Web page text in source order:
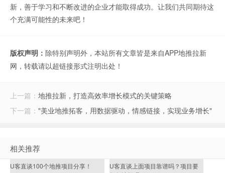
新，善于学习和不断改进的企业才能取得成功。让我们共同期待这
个充满可能性的未来吧！
版权声明： 除特别声明外，本站所有文章皆是来自APP地推拉新
网，转载请以超链接形式注明出处！
上一篇： 地推拉新，打造高效率增长模式的关键策略
下一篇： "美业地推拓客，用数据驱动，情感链接，实现业务增长"
相关推荐
U客直谈100个地推项目分享！
U客直谈上面项目靠谱吗？项目要